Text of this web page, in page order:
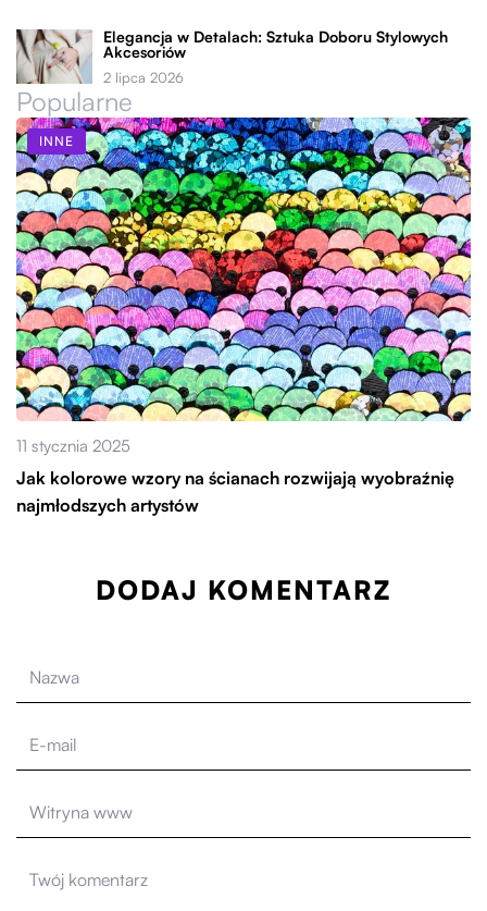
Elegancja w Detalach: Sztuka Doboru Stylowych
Akcesoriów
2 lipca 2026
Popularne
INNE
11 stycznia 2025
Jak kolorowe wzory na ścianach rozwijają wyobraźnię
najmłodszych artystów
DODAJ KOMENTARZ